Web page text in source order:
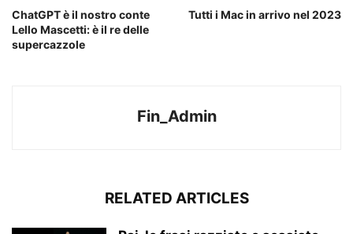
ChatGPT è il nostro conte
Lello Mascetti: è il re delle
supercazzole
Tutti i Mac in arrivo nel 2023
Fin_Admin
RELATED ARTICLES